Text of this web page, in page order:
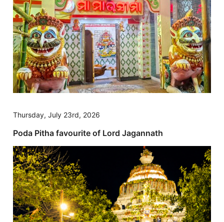
Thursday, July 23rd, 2026
Poda Pitha favourite of Lord Jagannath